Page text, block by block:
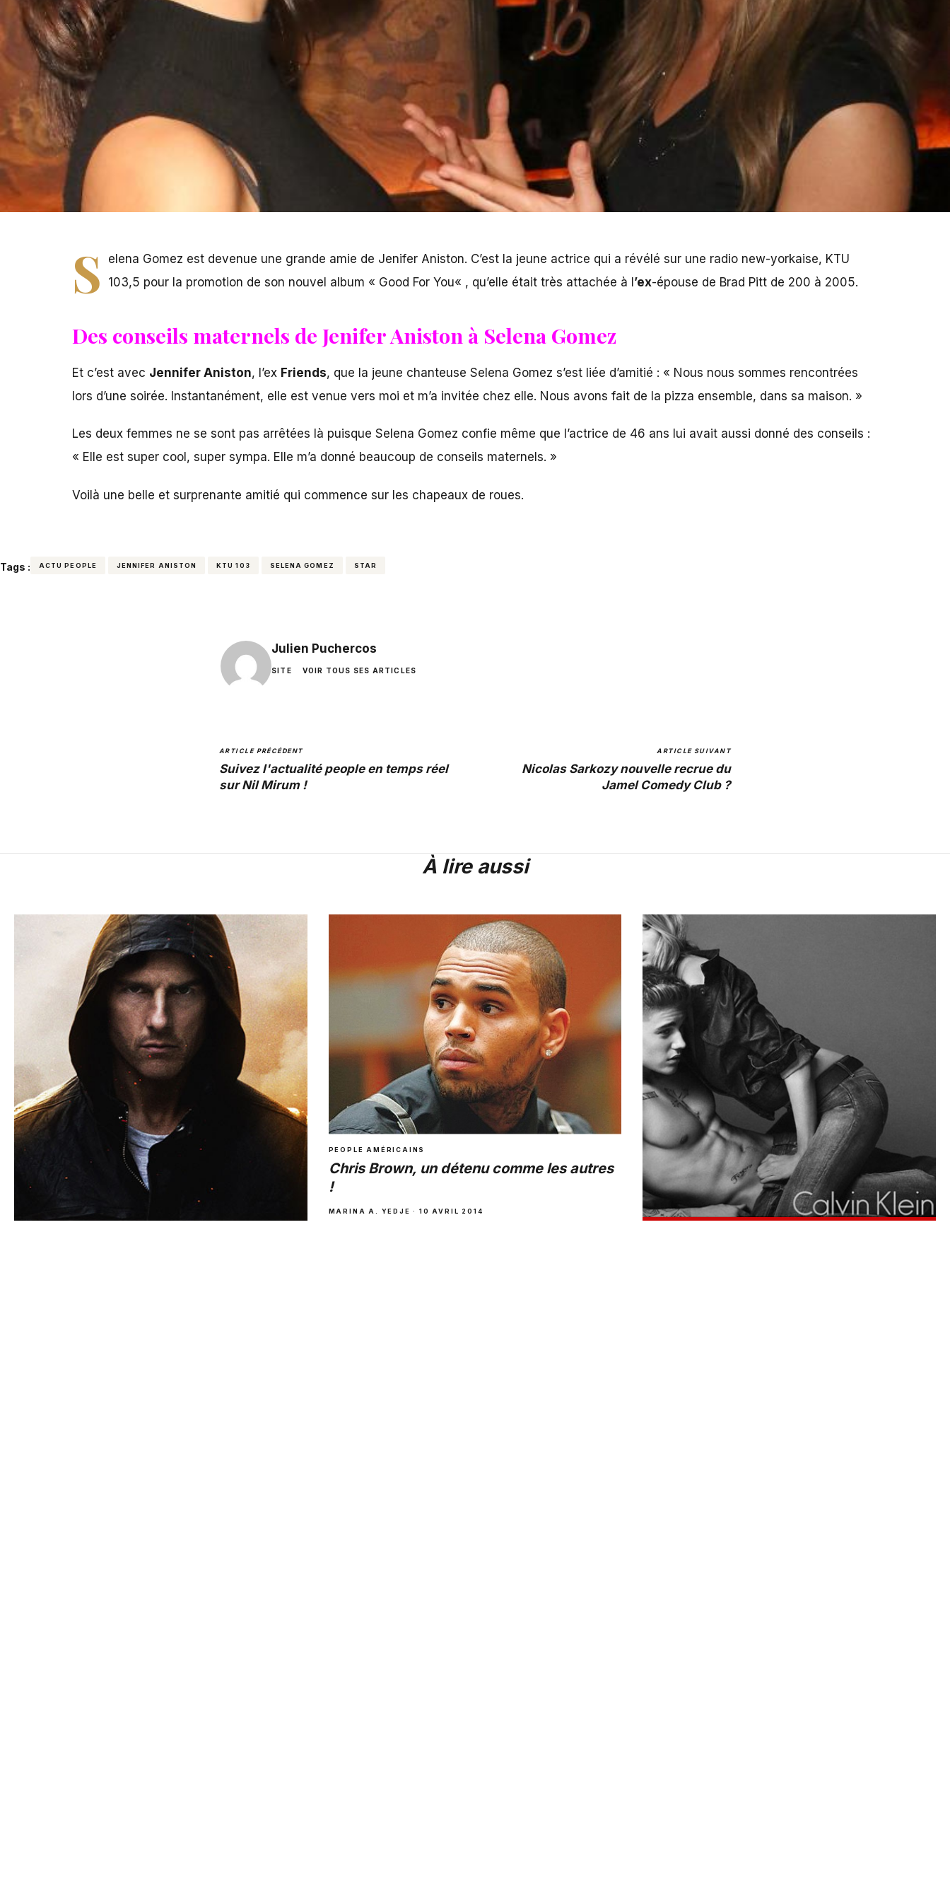
S elena Gomez est devenue une grande amie de Jenifer Aniston. C’est la jeune actrice qui a révélé sur une radio new-yorkaise, KTU
103,5 pour la promotion de son nouvel album « Good For You« , qu’elle était très attachée à l ’ex-épouse de Brad Pittde 200 à 2005.
Des conseils maternels de Jenifer Aniston à Selena Gomez
Et c’est avec Jennifer Aniston, l’ex Friends, que la jeune chanteuse Selena Gomez s’est liée d’amitié : « Nous nous sommes rencontrées
lors d’une soirée. Instantanément, elle est venue vers moi et m’a invitée chez elle. Nous avons fait de la pizza ensemble, dans sa maison. »
Les deux femmes ne se sont pas arrêtées là puisque Selena Gomez confie même que l’actrice de 46 ans lui avait aussi donné des conseils :
« Elle est super cool, super sympa. Elle m’a donné beaucoup de conseils maternels. »
Voilà une belle et surprenante amitié qui commence sur les chapeaux de roues.
Tags : ACTU PEOPLE JENNIFER ANISTON KTU 103 SELENA GOMEZ STAR
Julien Puchercos
SITE VOIR TOUS SES ARTICLES
ARTICLE PRÉCÉDENT
Suivez l'actualité people en temps réel
sur Nil Mirum !
ARTICLE SUIVANT
Nicolas Sarkozy nouvelle recrue du
Jamel Comedy Club ?
À lire aussi
PEOPLE AMÉRICAINS
Chris Brown, un détenu comme les autres
!
MARINA A. YEDJE · 10 AVRIL 2014